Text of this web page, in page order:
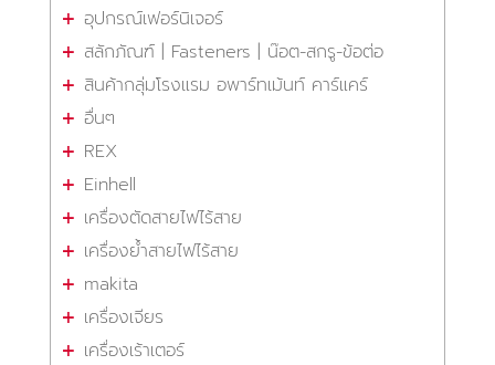
อุปกรณ์เฟอร์นิเจอร์
สลักภัณฑ์ | Fasteners | น๊อต-สกรู-ข้อต่อ
สินค้ากลุ่มโรงแรม อพาร์ทเม้นท์ คาร์แคร์
อื่นๆ
REX
Einhell
เครื่องตัดสายไฟไร้สาย
เครื่องย้ำสายไฟไร้สาย
makita
เครื่องเจียร
เครื่องเร้าเตอร์